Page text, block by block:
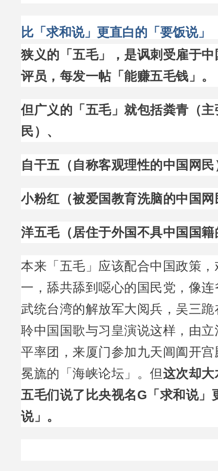
比「求和说」更直白的「要饭说」
狭义的「五毛」，是讽刺受雇于
评员，每发一帖「能赚五毛钱」。
但广义的「五毛」就包括粪青（
民）、
自干五（自称客观理性的中国网民
小粉红（被爱国教育洗脑的中国网
洋五毛（居住于外国不具中国国
本来「五毛」应该配合中国政策
一，舔共舔到噁心的国民党，像
武统台湾的解放军大阅兵，吴三
聆中国国歌与习皇演说这样，由
平率团，来厦门参加九天阊阖开
冕旒的「海峡论坛」。但这次却
五毛们说了比央视名G「求和说」
说」。